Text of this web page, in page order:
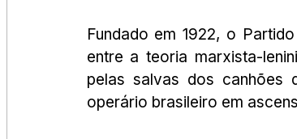
Fundado em 1922, o
entre a teoria marxista-
pelas salvas dos canhões
operário brasileiro em